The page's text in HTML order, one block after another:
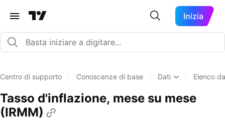
Inizia
Centro di supporto Conoscenze di base Dati Elenco
Tasso d'inflazione, mese su mese
(IRMM)